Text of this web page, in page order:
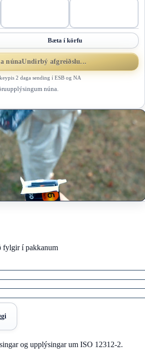
Bæta í körfu
núnaUndirbý afgreiðslu...
2 daga sending í ESB og NA
núna.
fylgir í pakkanum
og upplýsingar um ISO 12312-2.